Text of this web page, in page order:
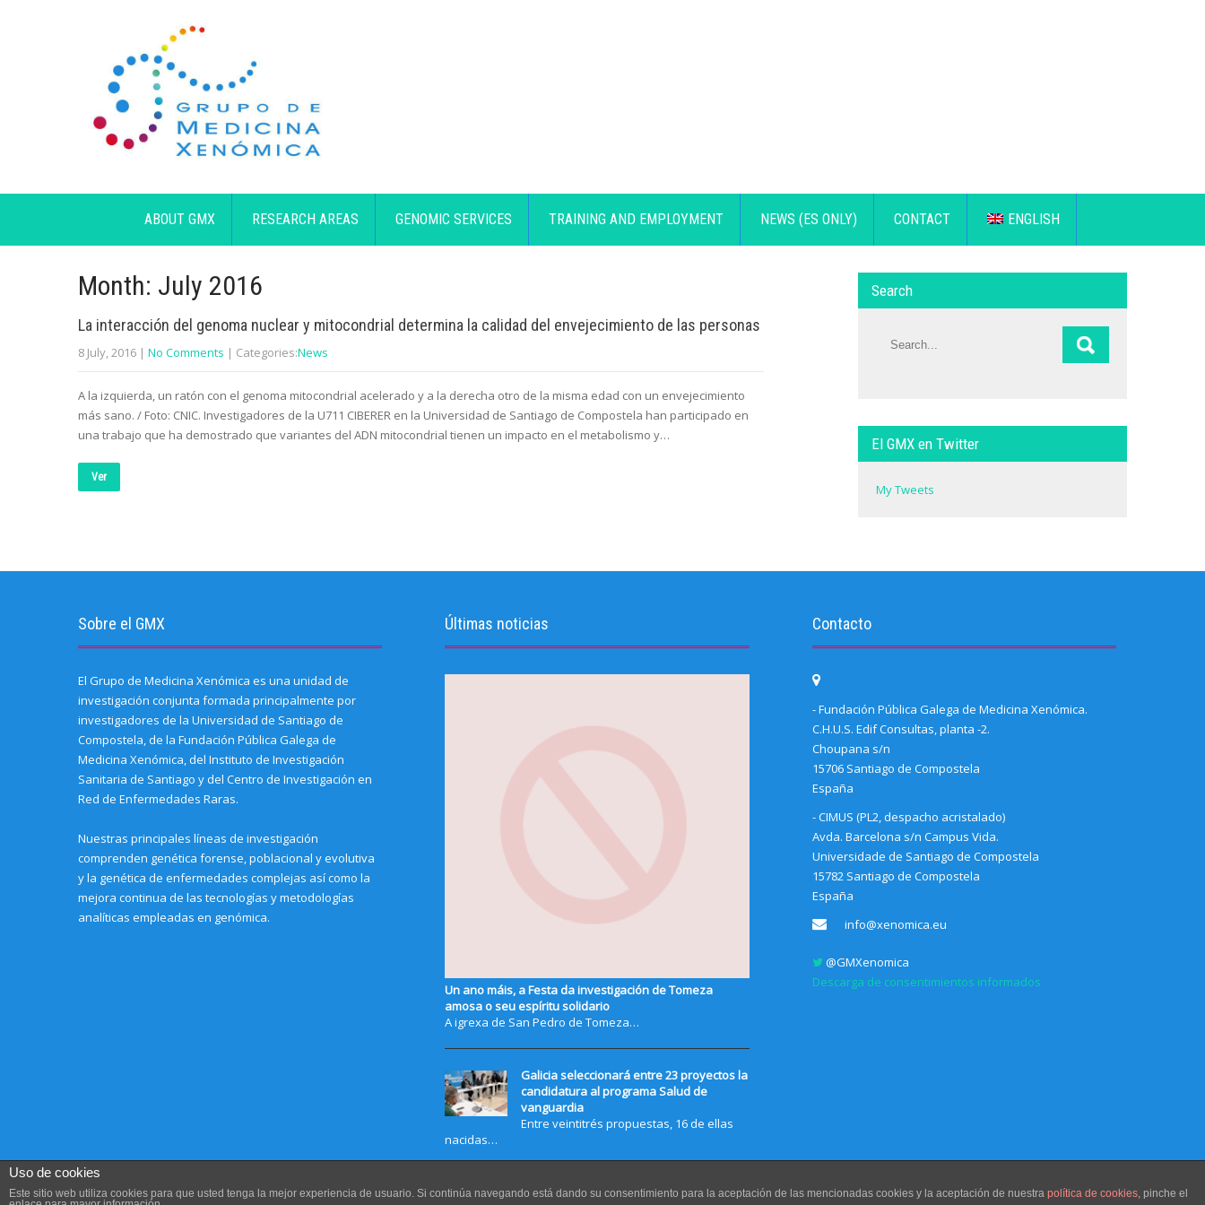
ABOUT GMX RESEARCH AREAS GENOMIC SERVICES TRAINING AND EMPLOYMENT NEWS (ES ONLY) CONTACT ENGLISH
Month: July 2016
La interacción del genoma nuclear y mitocondrial determina la calidad del envejecimiento de las personas
8 July, 2016 | No Comments | Categories:News
A la izquierda, un ratón con el genoma mitocondrial acelerado y a la derecha otro de la misma edad con un envejecimiento
más sano. / Foto: CNIC. Investigadores de la U711 CIBERER en la Universidad de Santiago de Compostela han participado en
una trabajo que ha demostrado que variantes del ADN mitocondrial tienen un impacto en el metabolismo y…
Ver
Search
El GMX en Twitter
My Tweets
Sobre el GMX
El Grupo de Medicina Xenómica es una unidad de
investigación conjunta formada principalmente por
investigadores de la Universidad de Santiago de
Compostela, de la Fundación Pública Galega de
Medicina Xenómica, del Instituto de Investigación
Sanitaria de Santiago y del Centro de Investigación en
Red de Enfermedades Raras.
Nuestras principales líneas de investigación
comprenden genética forense, poblacional y evolutiva
y la genética de enfermedades complejas así como la
mejora continua de las tecnologías y metodologías
analíticas empleadas en genómica.
Últimas noticias
Un ano máis, a Festa da investigación de Tomeza
amosa o seu espíritu solidario
A igrexa de San Pedro de Tomeza…
Galicia seleccionará entre 23 proyectos la
candidatura al programa Salud de
vanguardia
Entre veintitrés propuestas, 16 de ellas
nacidas…
Contacto
- Fundación Pública Galega de Medicina Xenómica.
C.H.U.S. Edif Consultas, planta -2.
Choupana s/n
15706 Santiago de Compostela
España
- CIMUS (PL2, despacho acristalado)
Avda. Barcelona s/n Campus Vida.
Universidade de Santiago de Compostela
15782 Santiago de Compostela
España
info@xenomica.eu
@GMXenomica
Descarga de consentimientos informados
Uso de cookies
Este sitio web utiliza cookies para que usted tenga la mejor experiencia de usuario. Si continúa navegando está dando su consentimiento para la aceptación de las mencionadas cookies y la aceptación de nuestra política de cookies, pinche el